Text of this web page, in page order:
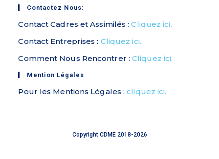
Contactez Nous:
Contact Cadres et Assimilés :Cliquez ici.
Contact Entreprises : Cliquez ici.
Comment Nous Rencontrer :Cliquez ici.
Mention Légales
Pour les Mentions Légales : cliquez ici.
Copyright CDME 2018-2026